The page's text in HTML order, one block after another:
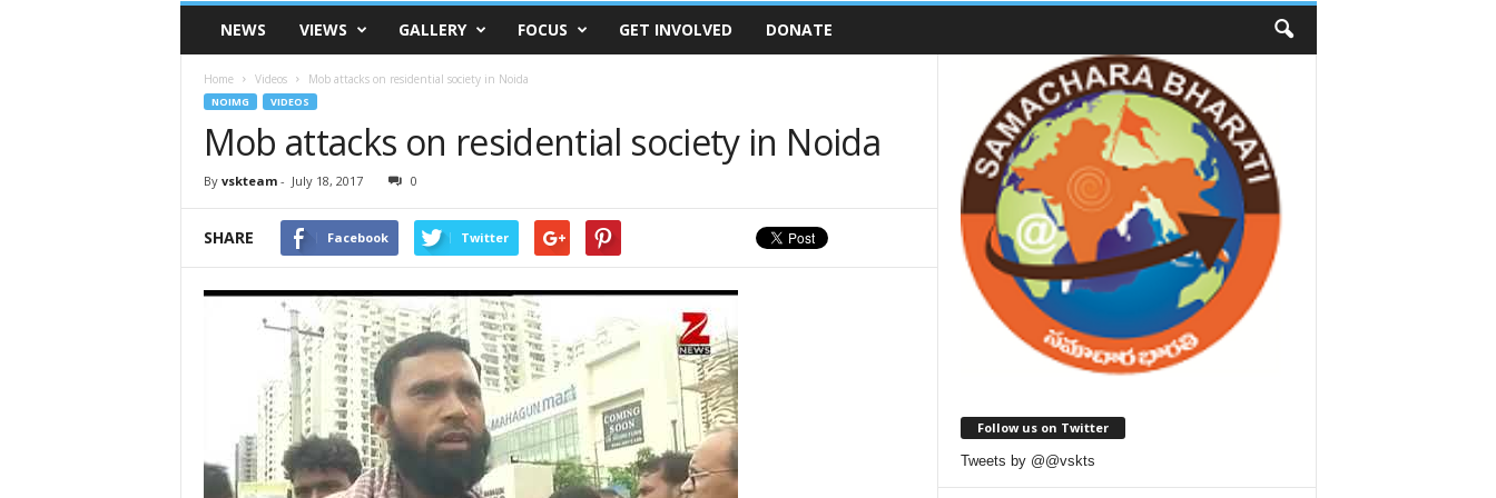
VSK
TelanganaNEWS VIEWS GALLERY FOCUS GET INVOLVED DONATE
Home Videos Mob attacks on residential society in Noida
NOIMG VIDEOS
Mob attacks on residential society in Noida
By vskteam- July 18, 2017 0
SHARE Facebook Twitter
Follow us on Twitter
Tweets by @@vskts